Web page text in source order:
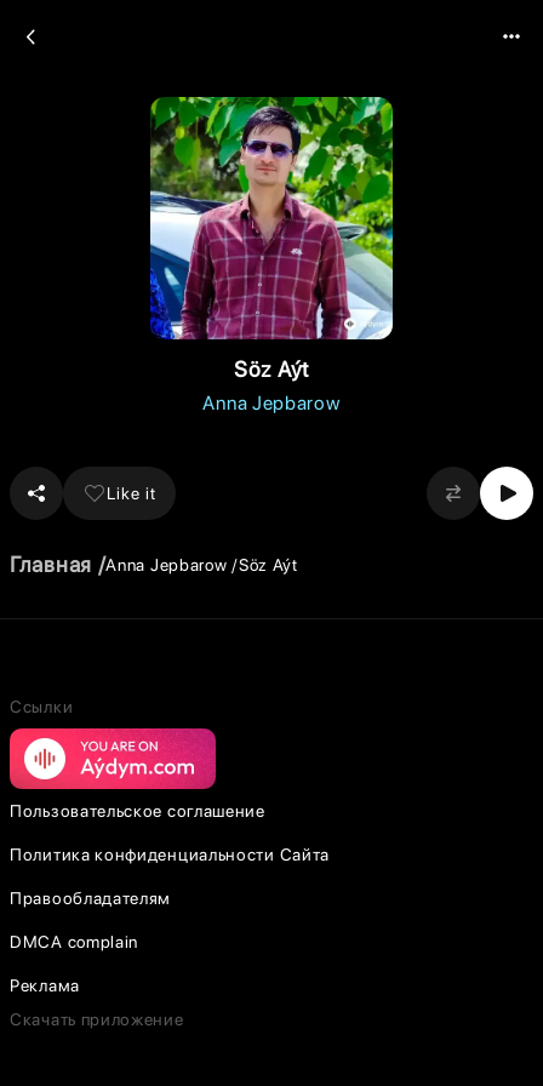
Söz Aýt
Anna Jepbarow
Like it
Главная Anna Jepbarow Söz Aýt
Ссылки
Пользовательское соглашение
Политика конфиденциальности Сайта
Правообладателям
DMCA complain
Реклама
Скачать приложение